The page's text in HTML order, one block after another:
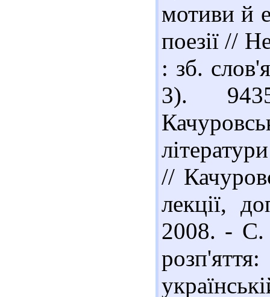
мотиви й
поезії //
: зб.
3).
//
лекції,
2008. - С.